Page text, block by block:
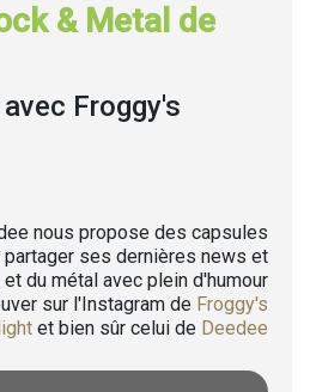
& Metal de
Froggy's
nous propose des capsules
ses dernières news et
du métal avec plein d'humour
sur l'Instagram de Froggy's
et bien sûr celui de Deedee